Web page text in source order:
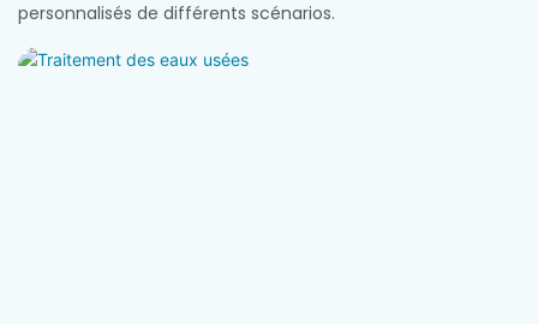
personnalisés de différents scénarios.